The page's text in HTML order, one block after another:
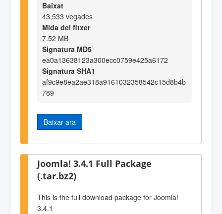
Baixat
43,533 vegades
Mida del fitxer
7.52 MB
Signatura MD5
ea0a13638123a300ecc0759e425a6172
Signatura SHA1
af9c9e8ea2ae318a9161032358542c15d8b4b
789
Baixar ara
Joomla! 3.4.1 Full Package
(.tar.bz2)
This is the full download package for Joomla!
3.4.1